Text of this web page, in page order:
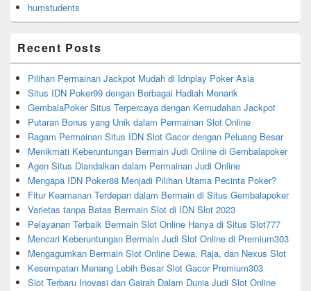
humstudents
Recent Posts
Pilihan Permainan Jackpot Mudah di Idnplay Poker Asia
Situs IDN Poker99 dengan Berbagai Hadiah Menarik
GembalaPoker Situs Terpercaya dengan Kemudahan Jackpot
Putaran Bonus yang Unik dalam Permainan Slot Online
Ragam Permainan Situs IDN Slot Gacor dengan Peluang Besar
Menikmati Keberuntungan Bermain Judi Online di Gembalapoker
Agen Situs Diandalkan dalam Permainan Judi Online
Mengapa IDN Poker88 Menjadi Pilihan Utama Pecinta Poker?
Fitur Keamanan Terdepan dalam Bermain di Situs Gembalapoker
Varietas tanpa Batas Bermain Slot di IDN Slot 2023
Pelayanan Terbaik Bermain Slot Online Hanya di Situs Slot777
Mencari Keberuntungan Bermain Judi Slot Online di Premium303
Mengagumkan Bermain Slot Online Dewa, Raja, dan Nexus Slot
Kesempatan Menang Lebih Besar Slot Gacor Premium303
Slot Terbaru Inovasi dan Gairah Dalam Dunia Judi Slot Online